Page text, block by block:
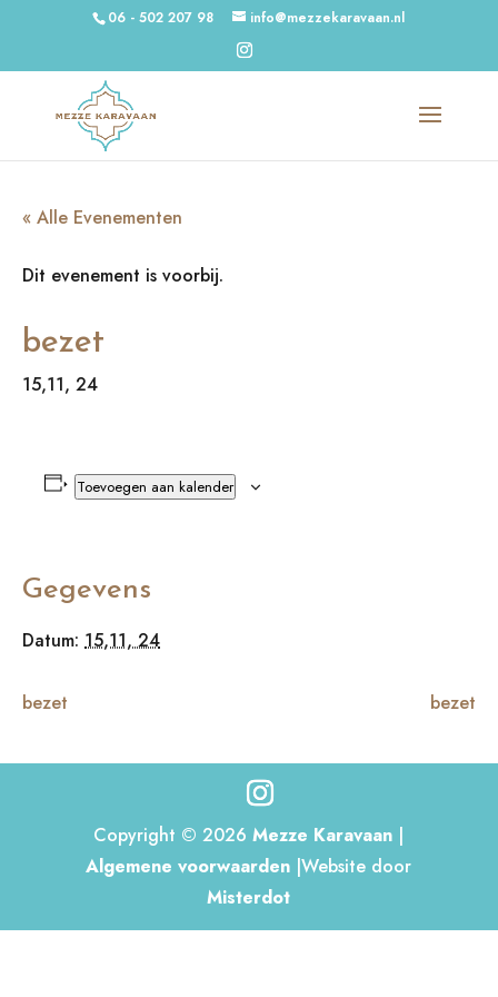
06 - 502 207 98 info@mezzekaravaan.nl
« Alle Evenementen
Dit evenement is voorbij.
bezet
15,11, 24
Toevoegen aan kalender
Gegevens
Datum: 15,11, 24
bezet bezet
Copyright © 2026Mezze Karavaan |
Algemene voorwaarden |Website door
Misterdot